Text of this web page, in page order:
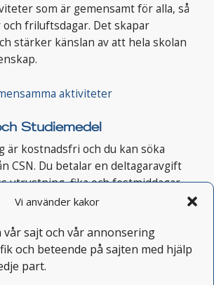
Vi använder kakor
sajt och vår annonsering
och beteende på sajten med hjälp
part.
som är gemensamt för alla, så
och friluftsdagar. Det skapar
stärker känslan av att hela skolan
aktiviteter
Studiemedel
är kostnadsfri och du kan söka
CSN. Du betalar en deltagaravgift
utrustning, fika och festmiddagar.
betalar för ditt rum. Du